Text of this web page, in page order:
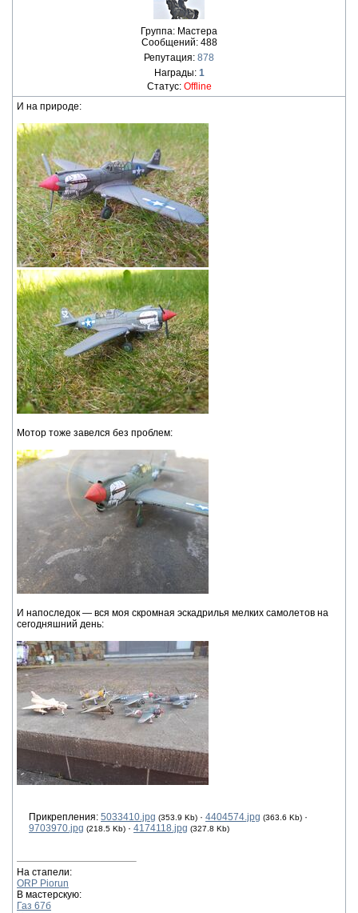
Группа: Мастера
Сообщений: 488
Репутация: 878
Награды: 1
Статус: Offline
И на природе:
Мотор тоже завелся без проблем:
И напоследок — вся моя скромная эскадрилья мелких самолетов на
сегодняшний день:
Прикрепления: 5033410.jpg (353.9 Kb) · 4404574.jpg (363.6 Kb) ·
9703970.jpg (218.5 Kb) · 4174118.jpg (327.8 Kb)
На стапели:
ORP Piorun
В мастерскую:
Газ 67б